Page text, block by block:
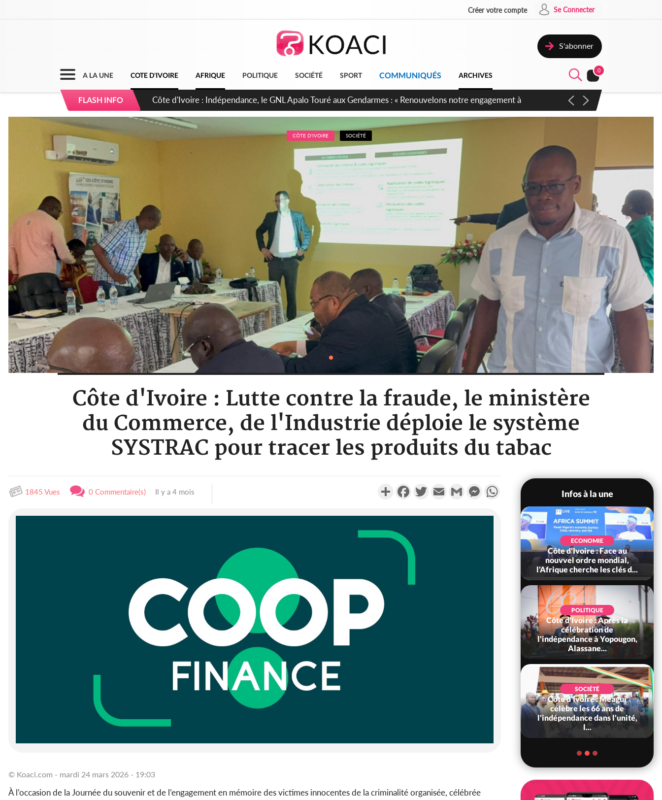
Créer votre compte Se Connecter
S'abonner
A LA UNE COTE D'IVOIRE AFRIQUE POLITIQUE SOCIÉTÉ SPORT COMMUNIQUÉS ARCHIVES
0
FLASH INFO
Sierra Leone : Un projet de réforme constitutionnelle en gestation, points clés des amendements, un exclu
d'avance
CÔTE D'IVOIRE SOCIÉTÉ
Côte d'Ivoire : Lutte contre la fraude, le ministère
du Commerce, de l'Industrie déploie le système
SYSTRAC pour tracer les produits du tabac
1845 Vues 0 Commentaire(s) Il y a 4 mois PartagerFacebookTwitterEmail Gmail MessengerWhatsApp
© Koaci.com - mardi 24 mars 2026 - 19:03
À l’occasion de la Journée du souvenir et de l’engagement en mémoire des victimes innocentes de la criminalité organisée, célébrée
Infos à la une
résiduels de cacao, des
sociétés coopératives et
ECONOMIE
Côte d'Ivoire : Face au
nouvvel ordre mondial,
l'Afrique cherche les clés d...
POLITIQUE
Côte d'Ivoire : Après la
célébration de
l'indépendance à Yopougon,
Alassane...
SOCIÉTÉ
Côte d'Ivoire : Méagui
célèbre les 66 ans de
l'indépendance dans l'unité,
l...